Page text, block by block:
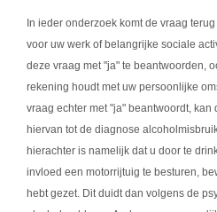
In ieder onderzoek komt de vraag
voor uw werk of belangrijke sociale
deze vraag met "ja" te beantwoorden,
rekening houdt met uw persoonlijke
vraag echter met "ja" beantwoordt,
hiervan tot de diagnose
hierachter is namelijk dat u door te
invloed een motorrijtuig te besturen,
hebt gezet. Dit duidt dan volgens de